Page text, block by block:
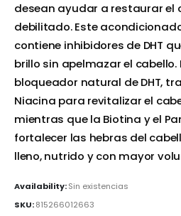
desean ayudar a restaurar el
debilitado. Este
contiene inhibidores de DHT
brillo sin apelmazar el cabello.
bloqueador natural de DHT,
Niacina para revitalizar el
mientras que la Biotina y el
fortalecer las hebras del
lleno, nutrido y con mayor
Availability:Sin existencias
SKU:815266012663